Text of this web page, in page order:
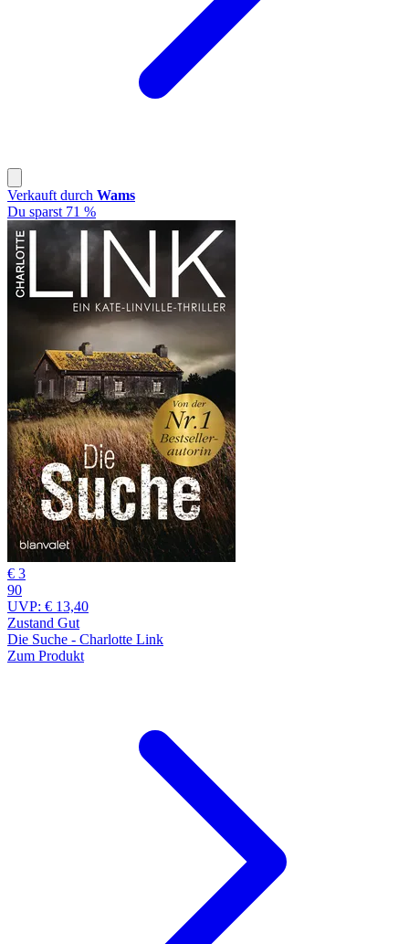
Verkauft durch Wams
Du sparst 71 %
€ 3
90
UVP: € 13,40
Zustand Gut
Die Suche - Charlotte Link
Zum Produkt